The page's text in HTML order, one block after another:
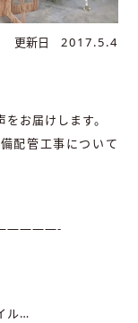
更新日 2017.5.4
お届けします。
配管工事について
ル…